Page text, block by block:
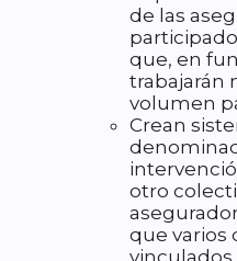
de las
que, en
trabajarán
volumen
Crean
otro
que varios